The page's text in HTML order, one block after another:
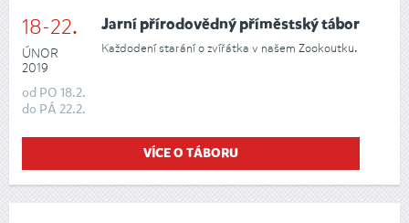
18-22.
ÚNOR
2019
od PO 18.2.
do PÁ 22.2.
Jarní přírodovědný příměstský tábor
Každodení starání o zvířátka v našem Zookoutku.
VÍCE O TÁBORU